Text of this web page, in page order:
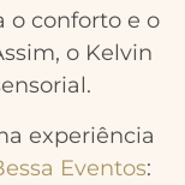
o conforto e o
o Kelvin
experiência
Eventos: